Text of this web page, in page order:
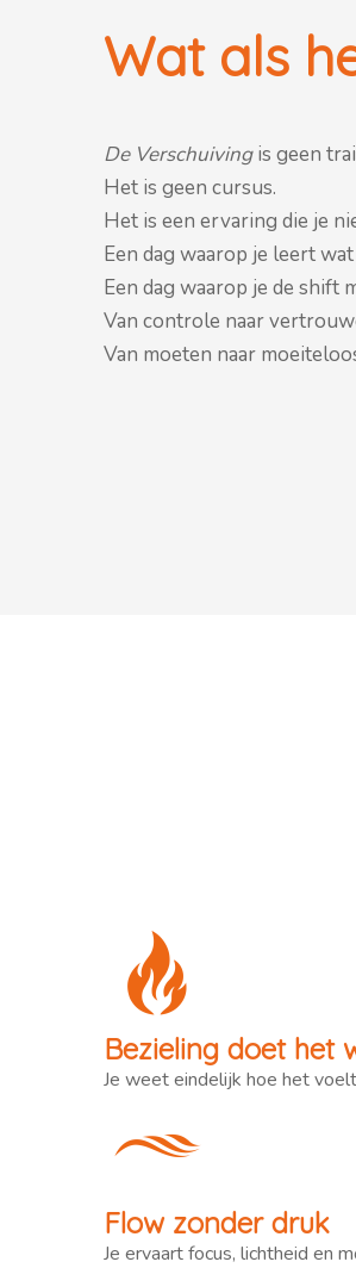
Wat als
De Verschuivingis geen
Het is geen cursus.
Het is een ervaring die je
Een dag waarop je leert
Een dag waarop je de shift
Van controle naar
Van moeten naar
Bezieling doet het
Je weet eindelijk hoe het
Flow zonder druk
Je ervaart focus, lichtheid en